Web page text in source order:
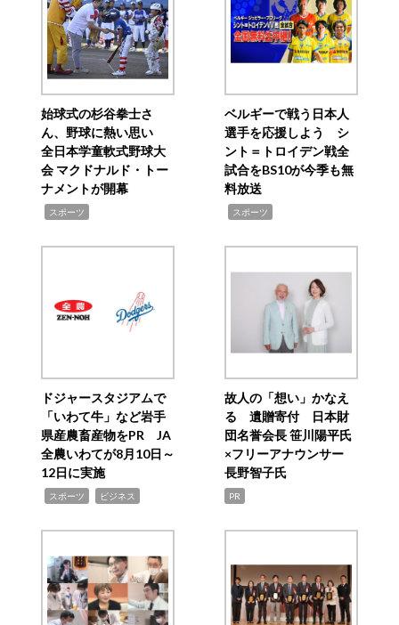
始球式の杉谷拳士さ
ん、野球に熱い思い
全日本学童軟式野球大
会 マクドナルド・トー
ナメントが開幕
スポーツ
ベルギーで戦う日本人
選手を応援しよう シ
ント＝トロイデン戦全
試合をBS10が今季も無
料放送
スポーツ
ドジャースタジアムで
「いわて牛」など岩手
県産農畜産物をPR JA
全農いわてが8月10日～
12日に実施
スポーツ ビジネス
故人の「想い」かなえ
る 遺贈寄付 日本財
団名誉会長 笹川陽平氏
×フリーアナウンサー
長野智子氏
PR